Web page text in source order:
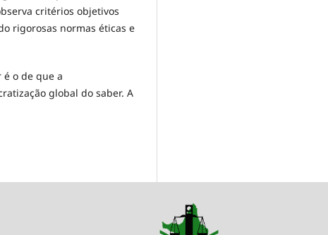
critérios objetivos
rigorosas normas éticas e
o de que a
global do saber. A